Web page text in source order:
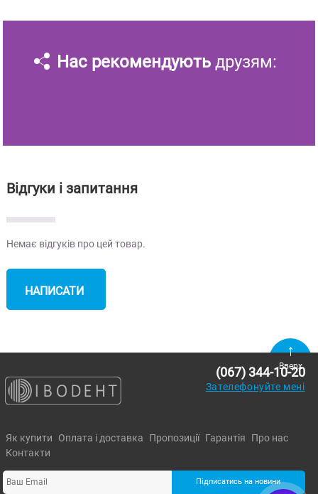
Нас рекомендують друзям:
Відгуки і запитання
Немає відгуків про цей товар.
НАПИСАТИ
Вверх
Як купити Оплата і доставка Пропозиції Гарантія
Про нас
Контакти
Підписатись на новини
(067) 344-10-20
Зателефонуйте мені